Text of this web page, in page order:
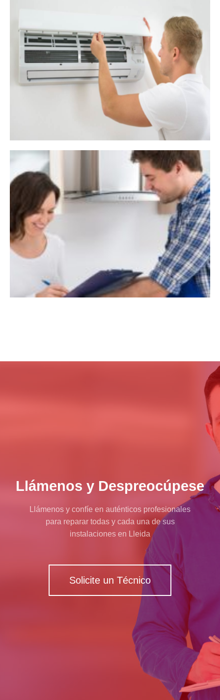
Llámenos y Despreocúpese
Llámenos y confíe en auténticos profesionales
para reparar todas y cada una de sus
instalaciones en Lleida
Solicite un Técnico